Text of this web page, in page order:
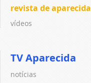
revista de aparecida
vídeos
TV Aparecida
notícias